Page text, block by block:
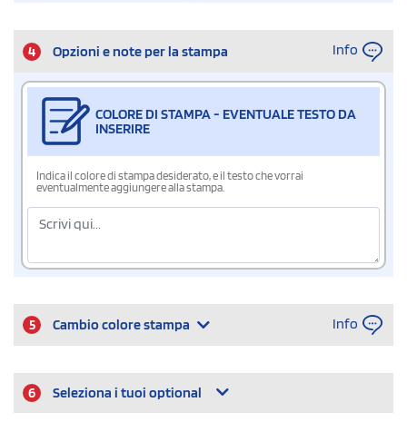
4 Opzioni e note per la stampa Info
COLORE DI STAMPA - EVENTUALE TESTO DA
INSERIRE
Indica il colore di stampa desiderato, e il testo che vorrai
eventualmente aggiungere alla stampa.
5 Cambio colore stampa Info
6 Seleziona i tuoi optional